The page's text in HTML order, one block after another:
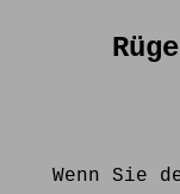
Wenn Sie